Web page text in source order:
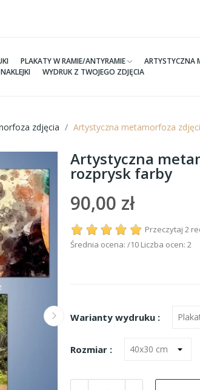
PLAKATY W RAMIE/ANTYRAMIE ARTYSTYCZNA
NAKLEJKI
WYDRUK Z TWOJEGO ZDJĘCIA
zdjęcia Artystyczna metamorfoza
Artystyczna
rozprysk farby
90,00 zł
Przeczytaj 2
Średnia ocena: /10 Liczba ocen: 2
Warianty wydruku :
Rozmiar :